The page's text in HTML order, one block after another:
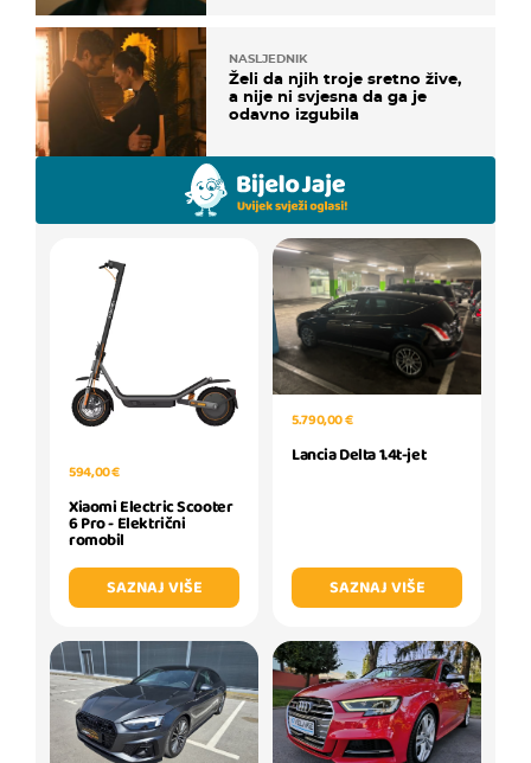
NASLJEDNIK
Želi da njih troje sretno žive,
a nije ni svjesna da ga je
odavno izgubila
594,00 €
Xiaomi Electric Scooter
6 Pro - Električni
romobil
SAZNAJ VIŠE
5.790,00 €
Lancia Delta 1.4t-jet
SAZNAJ VIŠE